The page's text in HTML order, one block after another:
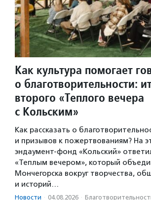
Как культура помогает
о благотворительности:
второго «Теплого вечера
с Кольским»
Как рассказать о
и призывов к пожертвованиям? На
эндаумент-фонд «Кольский»
«Теплым вечером», который
Мончегорска вокруг творчества,
и историй…
Новости · 04.08.2026 ·